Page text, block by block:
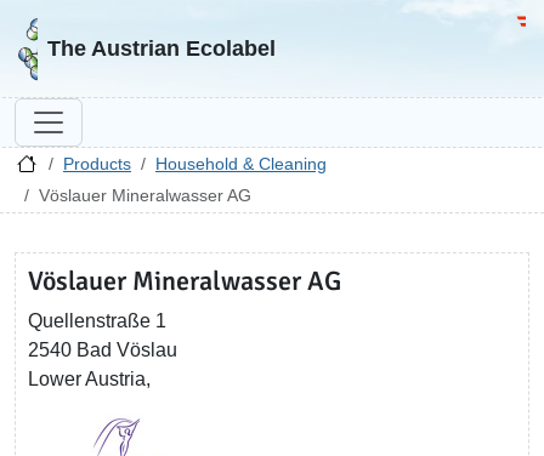
Go to homepage
The Austrian Ecolabel
Products
Household & Cleaning
Vöslauer Mineralwasser AG
Vöslauer Mineralwasser AG
Quellenstraße 1
2540 Bad Vöslau
Lower Austria,